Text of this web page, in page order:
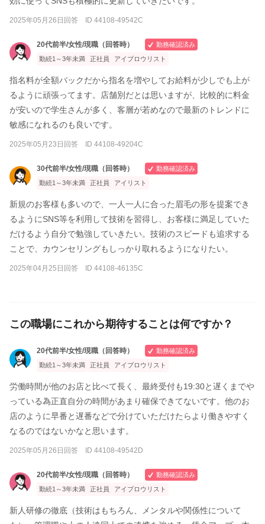
2025年05月26日回答 ID 44108-49542C
20代前半/女性/現職（回答時）
勤務確認済み
勤続1～3年未満
正社員 アイブロウリスト
指名料が全額バックだから指名を増やしてお給料が少しでも上が
るように頑張ってます。店舗別だとは思いますが、比較的に料金
が安いので学生さんが多く、客層が若めなので最新のトレンドに
敏感になれるのも良いです。
2025年05月23日回答 ID 44108-49204C
30代前半/女性/現職（回答時）
勤務確認済み
勤続1～3年未満
正社員 アイリスト
新規のお客様も多いので、一人一人に合った眉毛の形を提案でき
るようにSNS等を利用して技術を習得し、お客様に満足していた
だけるよう自分で勉強していきたい。技術のスピードも追求する
ことで、カウンセリングもしっかり取れるようになりたい。
2025年04月25日回答 ID 44108-46135C
この職場にこれから期待することは何ですか？
20代前半/女性/現職（回答時）
勤務確認済み
勤続1～3年未満
正社員 アイブロウリスト
労働時間が他のお店と比べて長く、最終受付も19:30と遅くまでや
っている為正直自分の時間があまり確保できてないです。他のお
店のように早番と遅番などで分けていただけたらより働きやすく
なるのではないかなと思います。
2025年05月26日回答 ID 44108-49542D
20代前半/女性/現職（回答時）
勤務確認済み
勤続1～3年未満
正社員 アイブロウリスト
新人研修の徹底（技術はもちろん、メンタルや関係性について